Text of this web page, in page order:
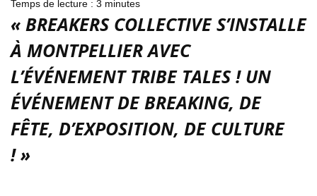
Temps de lecture : 3 minutes
« BREAKERS COLLECTIVE S’INSTALLE
À MONTPELLIER AVEC
L’ÉVÉNEMENT TRIBE TALES ! UN
ÉVÉNEMENT DE BREAKING, DE
FÊTE, D’EXPOSITION, DE CULTURE
! »